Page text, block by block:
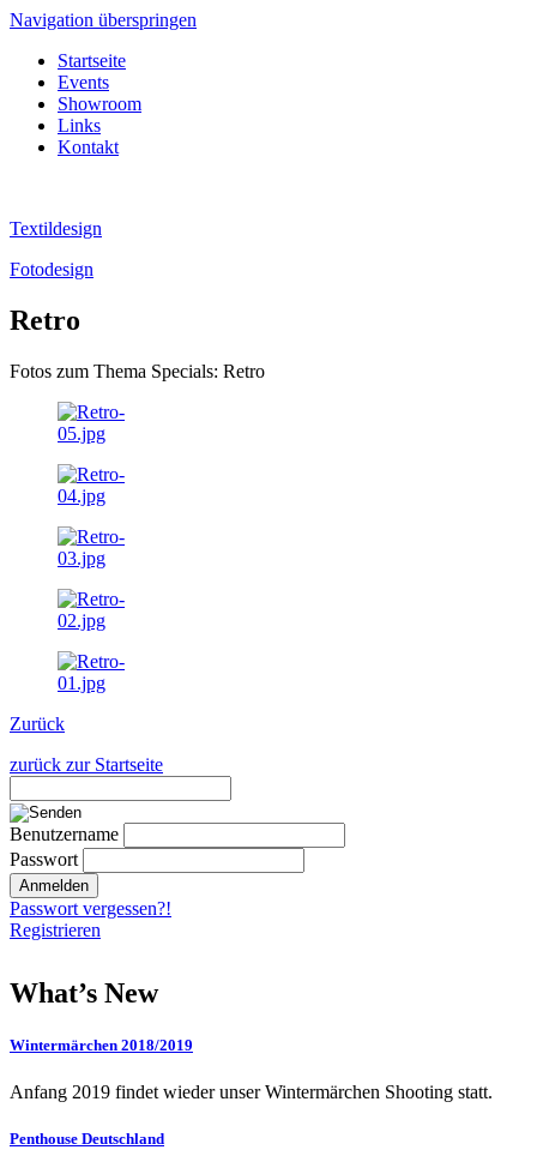
Navigation überspringen
Startseite
Events
Showroom
Links
Kontakt
Textildesign
Fotodesign
Retro
Fotos zum Thema Specials: Retro
Zurück
zurück zur Startseite
Benutzername
Passwort
Passwort vergessen?!
Registrieren
What’s New
Wintermärchen 2018/2019
Anfang 2019 findet wieder unser Wintermärchen Shooting statt.
Penthouse Deutschland